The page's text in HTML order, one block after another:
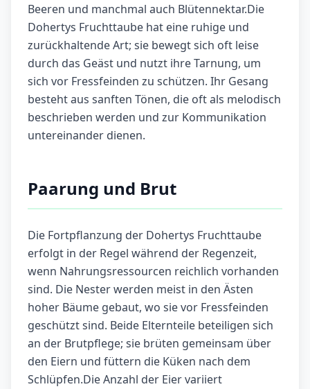
Beeren und manchmal auch Blütennektar.Die
Dohertys Fruchttaube hat eine ruhige und
zurückhaltende Art; sie bewegt sich oft leise
durch das Geäst und nutzt ihre Tarnung, um
sich vor Fressfeinden zu schützen. Ihr Gesang
besteht aus sanften Tönen, die oft als melodisch
beschrieben werden und zur Kommunikation
untereinander dienen.
Paarung und Brut
Die Fortpflanzung der Dohertys Fruchttaube
erfolgt in der Regel während der Regenzeit,
wenn Nahrungsressourcen reichlich vorhanden
sind. Die Nester werden meist in den Ästen
hoher Bäume gebaut, wo sie vor Fressfeinden
geschützt sind. Beide Elternteile beteiligen sich
an der Brutpflege; sie brüten gemeinsam über
den Eiern und füttern die Küken nach dem
Schlüpfen.Die Anzahl der Eier variiert